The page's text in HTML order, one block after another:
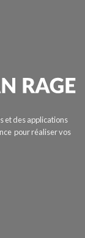
et des applications
pour réaliser vos